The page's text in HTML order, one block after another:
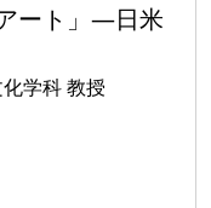
ート」―日米
学科 教授